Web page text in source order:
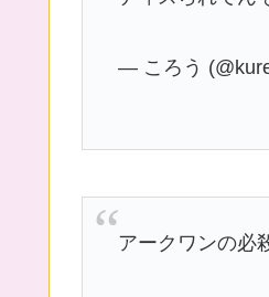
— ころう
— アニメ見る